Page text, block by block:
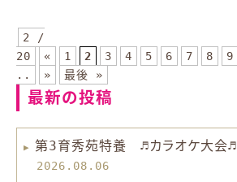
2 /
20
« 1 2 3 4 5 6 7 8 9
..
» 最後 »
最新の投稿
第3育秀苑特養 ♬カラオケ大会♬
2026.08.06